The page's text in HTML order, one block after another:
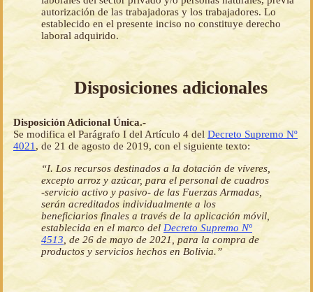
autorización de las trabajadoras y los trabajadores. Lo
establecido en el presente inciso no constituye derecho
laboral adquirido.
Disposiciones adicionales
Disposición Adicional Única.-
Se modifica el Parágrafo I del Artículo 4 del Decreto Supremo Nº
4021, de 21 de agosto de 2019, con el siguiente texto:
“I. Los recursos destinados a la dotación de víveres,
excepto arroz y azúcar, para el personal de cuadros
-servicio activo y pasivo- de las Fuerzas Armadas,
serán acreditados individualmente a los
beneficiarios finales a través de la aplicación móvil,
establecida en el marco delDecreto Supremo Nº
4513 , de 26 de mayo de 2021, para la compra de
productos y servicios hechos en Bolivia.”